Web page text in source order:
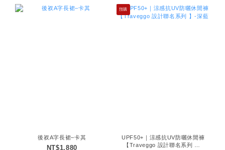
後衩A字長裙–卡其
NT$1,880
預購
UPF50+｜涼感抗UV防曬休閒褲
【Traveggo 設計聯名系列 】-